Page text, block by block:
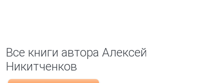
Все книги автора Алексей
Никитченков